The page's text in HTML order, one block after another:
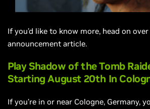
If you’d like to know more, head on
announcement article.
Play Shadow of the Tomb
Starting August 20th In
If you’re in or near Cologne, Germany,